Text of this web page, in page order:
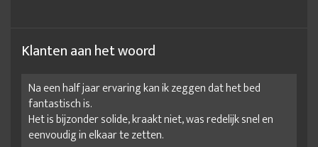
Klanten aan het woord
Na een half jaar ervaring kan ik zeggen dat het bed
fantastisch is.
Het is bijzonder solide, kraakt niet, was redelijk snel en
eenvoudig in elkaar te zetten.